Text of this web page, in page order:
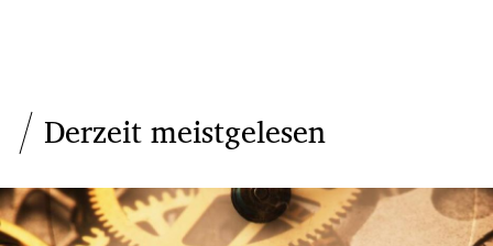
Derzeit meistgelesen